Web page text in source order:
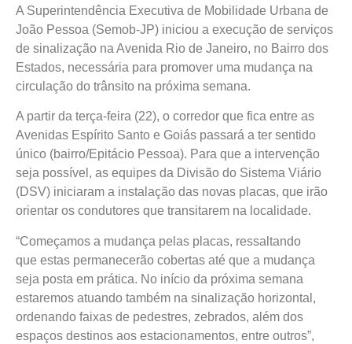
A Superintendência Executiva de Mobilidade Urbana de
João Pessoa (Semob-JP) iniciou a execução de serviços
de sinalização na Avenida Rio de Janeiro, no Bairro dos
Estados, necessária para promover uma mudança na
circulação do trânsito na próxima semana.
A partir da terça-feira (22), o corredor que fica entre as
Avenidas Espírito Santo e Goiás passará a ter sentido
único (bairro/Epitácio Pessoa). Para que a intervenção
seja possível, as equipes da Divisão do Sistema Viário
(DSV) iniciaram a instalação das novas placas, que irão
orientar os condutores que transitarem na localidade.
“Começamos a mudança pelas placas, ressaltando
que estas permanecerão cobertas até que a mudança
seja posta em prática. No início da próxima semana
estaremos atuando também na sinalização horizontal,
ordenando faixas de pedestres, zebrados, além dos
espaços destinos aos estacionamentos, entre outros”,